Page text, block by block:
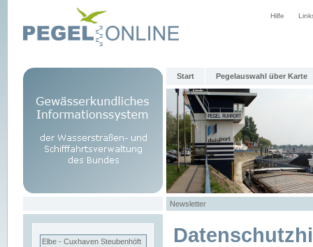
Hilfe
Start Pegelauswahl über Karte
Newsletter
Elbe - Cuxhaven Steubenhöft